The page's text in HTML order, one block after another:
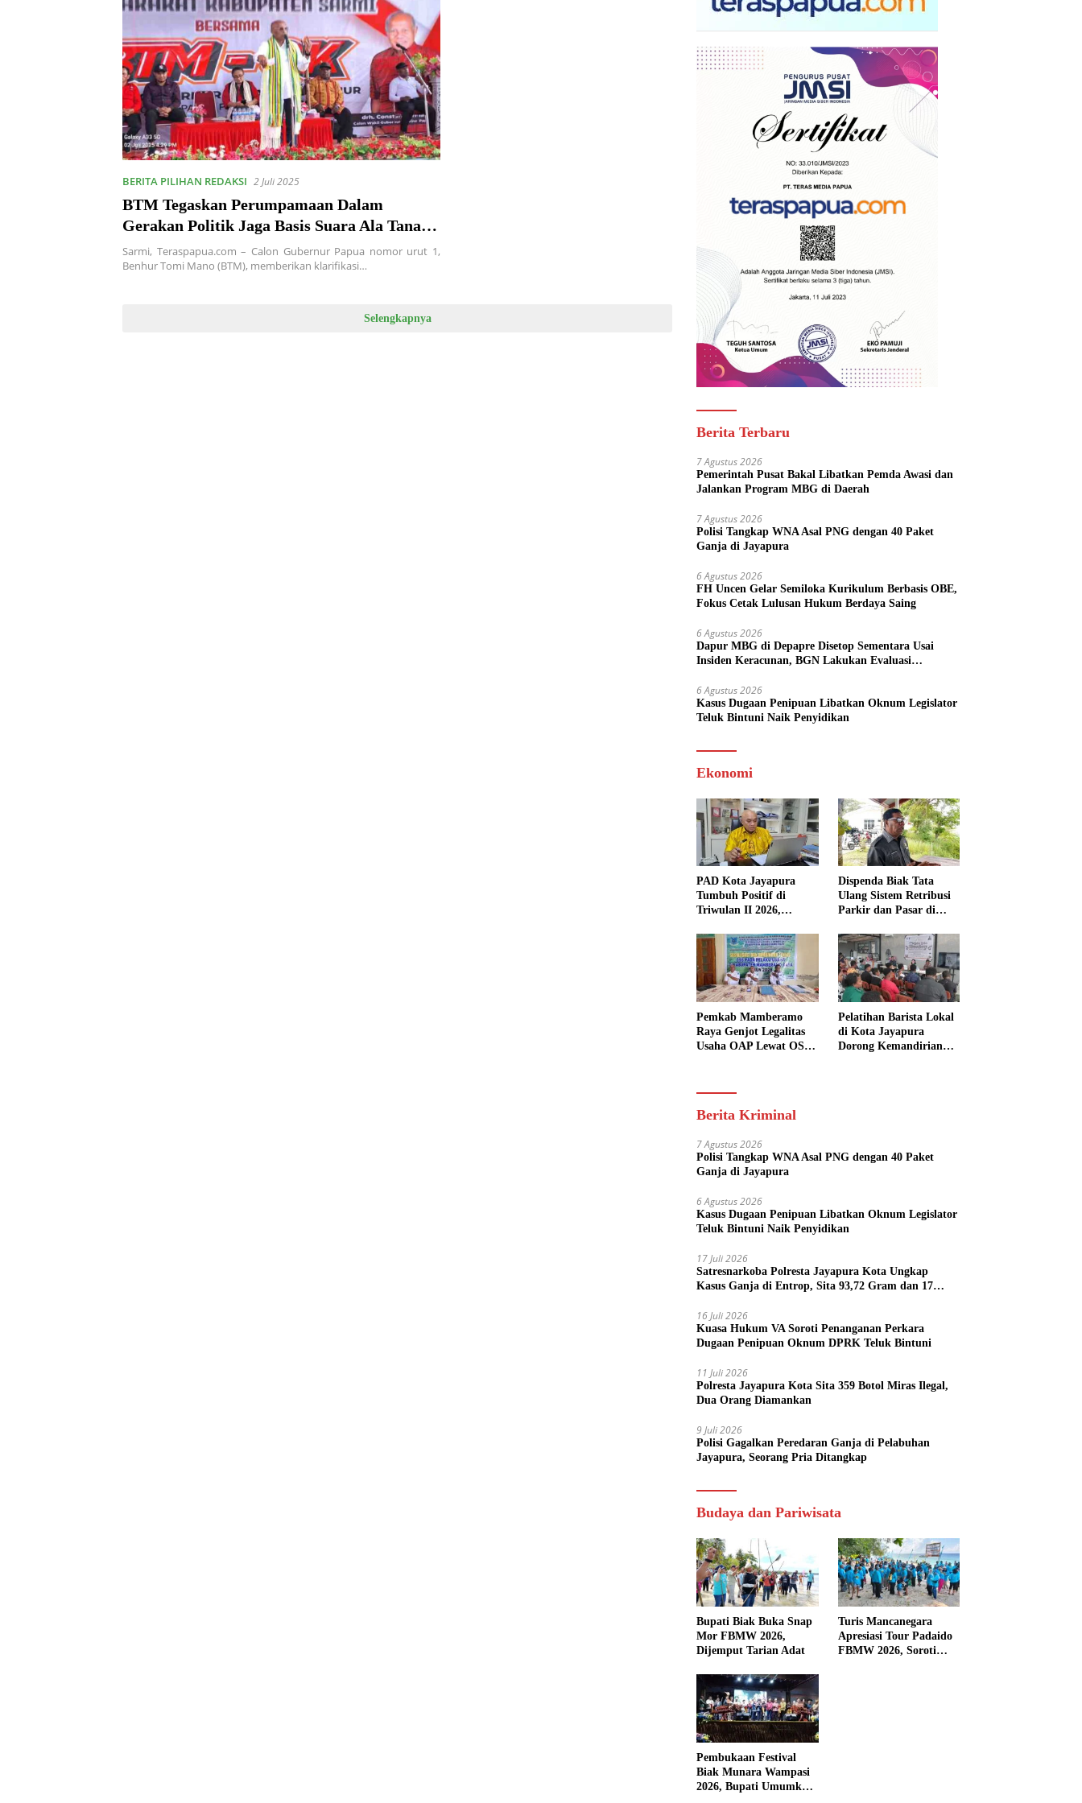
BERITA PILIHAN REDAKSI 2 Juli 2025
BTM Tegaskan Perumpamaan Dalam
Gerakan Politik Jaga Basis Suara Ala Tanah
Ta
Sarmi, Teraspapua.com – Calon Gubernur Papua nomor urut 1,
Benhur Tomi Mano (BTM), memberikan klarifikasi…
Selengkapnya
Berita Terbaru
7 Agustus 2026
Pemerintah Pusat Bakal Libatkan Pemda Awasi dan
Jalankan Program MBG di Daerah
7 Agustus 2026
Polisi Tangkap WNA Asal PNG dengan 40 Paket
Ganja di Jayapura
6 Agustus 2026
FH Uncen Gelar Semiloka Kurikulum Berbasis OBE,
Fokus Cetak Lulusan Hukum Berdaya Saing
6 Agustus 2026
Dapur MBG di Depapre Disetop Sementara Usai
Insiden Keracunan, BGN Lakukan Evaluasi
6 Agustus 2026
Kasus Dugaan Penipuan Libatkan Oknum Legislator
Teluk Bintuni Naik Penyidikan
Ekonomi
PAD Kota Jayapura
Tumbuh Positif di
Triwulan II 2026,
Target
Dispenda Biak Tata
Ulang Sistem Retribusi
Parkir dan Pasar di
Pemkab Mamberamo
Raya Genjot Legalitas
Usaha OAP Lewat OSS,
Pelatihan Barista Lokal
di Kota Jayapura
Dorong Kemandirian
Berita Kriminal
7 Agustus 2026
Polisi Tangkap WNA Asal PNG dengan 40 Paket
Ganja di Jayapura
6 Agustus 2026
Kasus Dugaan Penipuan Libatkan Oknum Legislator
Teluk Bintuni Naik Penyidikan
17 Juli 2026
Satresnarkoba Polresta Jayapura Kota Ungkap
Kasus Ganja di Entrop, Sita 93,72 Gram dan 17
16 Juli 2026
Kuasa Hukum VA Soroti Penanganan Perkara
Dugaan Penipuan Oknum DPRK Teluk Bintuni
11 Juli 2026
Polresta Jayapura Kota Sita 359 Botol Miras Ilegal,
Dua Orang Diamankan
9 Juli 2026
Polisi Gagalkan Peredaran Ganja di Pelabuhan
Jayapura, Seorang Pria Ditangkap
Budaya dan Pariwisata
Bupati Biak Buka Snap
Mor FBMW 2026,
Dijemput Tarian Adat
Turis Mancanegara
Apresiasi Tour Padaido
FBMW 2026, Soroti
Pembukaan Festival
Biak Munara Wampasi
2026, Bupati Umumkan